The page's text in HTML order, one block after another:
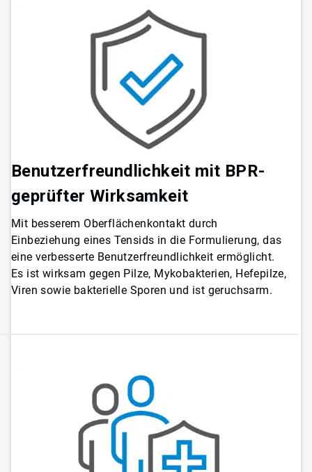
Benutzerfreundlichkeit mit BPR-
geprüfter Wirksamkeit
Mit besserem Oberflächenkontakt durch
Einbeziehung eines Tensids in die Formulierung, das
eine verbesserte Benutzerfreundlichkeit ermöglicht.
Es ist wirksam gegen Pilze, Mykobakterien, Hefepilze,
Viren sowie bakterielle Sporen und ist geruchsarm.